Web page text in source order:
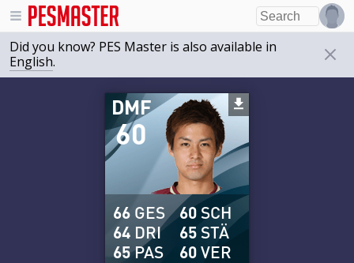
Did you know? PES Master is also available in
English.
60
DMF
66 GES
64 DRI
65PAS
60 SCH
65 STÄ
60VER